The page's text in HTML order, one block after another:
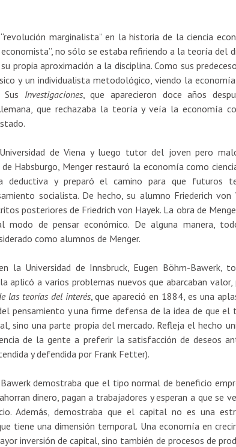
marginalista” en la historia de la ciencia
no sólo se estaba refiriendo a la teoría del
propia aproximación a la disciplina. Como sus
y un individualista metodológico, viendo la
Investigaciones, que aparecieron doce años
que rechazaba la teoría y veía la economía
de Viena y luego tutor del joven pero
Habsburgo, Menger restauró la economía como
deductiva y preparó el camino para que futuros
socialista. De hecho, su alumno Friederich von
posteriores de Friedrich von Hayek. La obra de
modo de pensar económico. De alguna manera,
como alumnos de Menger.
la Universidad de Innsbruck, Eugen Böhm-Bawerk,
aplicó a varios problemas nuevos que abarcaban valor,
las teorías del interés, que apareció en 1884, es una
pensamiento y una firme defensa de la idea de que el
sino una parte propia del mercado. Refleja el hecho
de la gente a preferir la satisfacción de deseos
y defendida por Frank Fetter).
demostraba que el tipo normal de beneficio
dinero, pagan a trabajadores y esperan a que se
Además, demostraba que el capital no es una
tiene una dimensión temporal. Una economía en
inversión de capital, sino también de procesos de